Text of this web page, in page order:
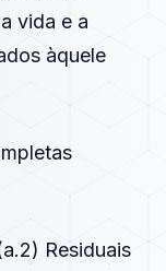
vida e a
àquele
Residuais